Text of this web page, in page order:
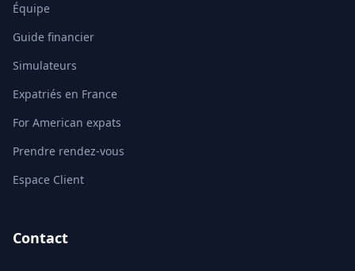
Équipe
Guide financier
Simulateurs
Expatriés en France
For American expats
Prendre rendez-vous
Espace Client
Contact